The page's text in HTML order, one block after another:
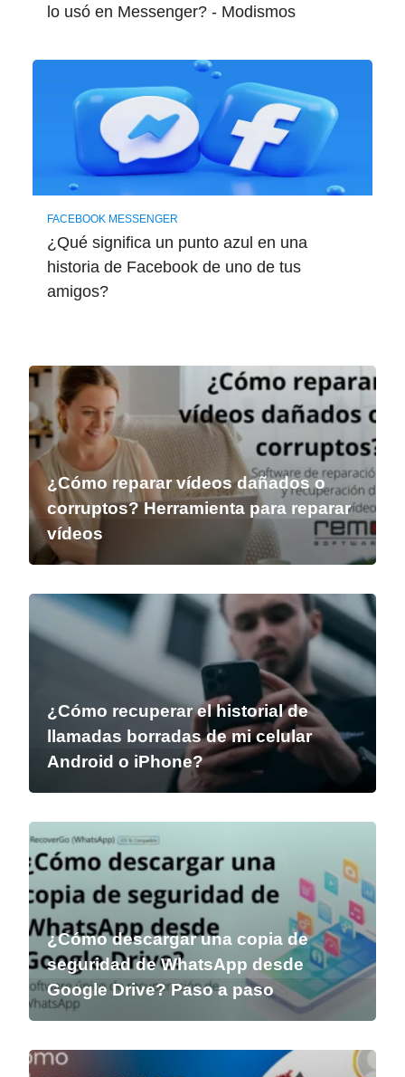
lo usó en Messenger? - Modismos
FACEBOOK MESSENGER
¿Qué significa un punto azul en una
historia de Facebook de uno de tus
amigos?
¿Cómo reparar vídeos dañados o
corruptos? Herramienta para reparar
vídeos
¿Cómo recuperar el historial de
llamadas borradas de mi celular
Android o iPhone?
¿Cómo descargar una copia de
seguridad de WhatsApp desde
Google Drive? Paso a paso